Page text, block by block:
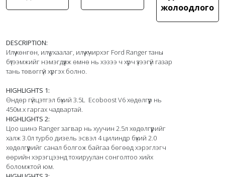
жолоодлого
DESCRIPTION:
Илүү хөнгөн, илүү ухаалаг, илүү хүчирхэг Ford Ranger таны
бүтээмжийг нэмэгдүүлж өмнө нь хэзээ ч хүрч үзээгүй газар
тань төвөггүй хүргэх болно.
HIGHLIGHTS 1:
Өндөр гүйцэтгэл бүхий 3.5L  Ecoboost V6 хөдөлгүүр нь
HIGHLIGHTS 2:
Цоо шинэ Ranger загвар нь хуучин 2.5л хөдөлгүүрийг
халж 3.0л турбо дизель эсвэл 4 цилиндр бүхий 2.0
хөдөлгүүрийг санал болгож байгаа бөгөөд хэрэглэгч
өөрийн хэрэгцээнд тохируулан сонголтоо хийх